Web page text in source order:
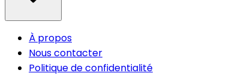
À propos
Nous contacter
Politique de confidentialité